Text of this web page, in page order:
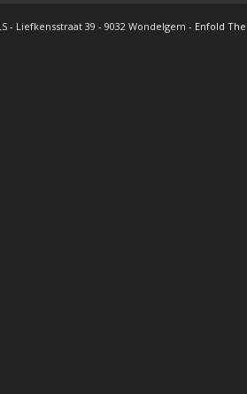
- Liefkensstraat 39 - 9032 Wondelgem - Enfold